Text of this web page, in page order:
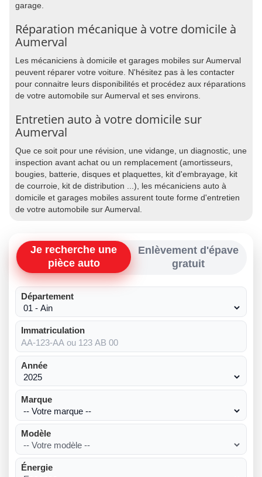
garage.
Réparation mécanique à votre domicile à
Aumerval
Les mécaniciens à domicile et garages mobiles sur Aumerval
peuvent réparer votre voiture. N'hésitez pas à les contacter
pour connaitre leurs disponibilités et procédez aux réparations
de votre automobile sur Aumerval et ses environs.
Entretien auto à votre domicile sur
Aumerval
Que ce soit pour une révision, une vidange, un diagnostic, une
inspection avant achat ou un remplacement (amortisseurs,
bougies, batterie, disques et plaquettes, kit d'embrayage, kit
de courroie, kit de distribution ...), les mécaniciens auto à
domicile et garages mobiles assurent toute forme d'entretien
de votre automobile sur Aumerval.
Je recherche une
pièce auto
Enlèvement d'épave
gratuit
Département
Immatriculation
Année
Marque
Modèle
Énergie